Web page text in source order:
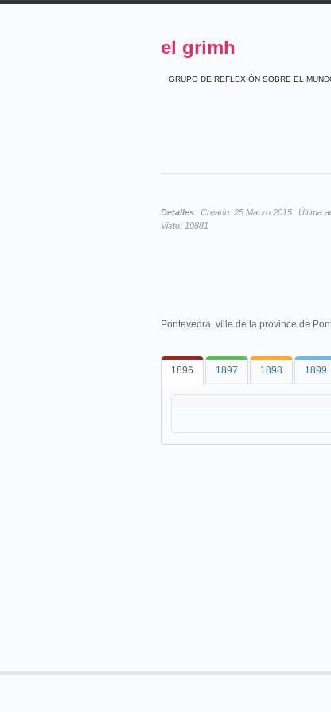
el grimh
GRUPO DE REFLEXIÓN SOBRE EL
Detalles Creado: 25 Marzo 2015 Última
Visto: 19881
Pontevedra, ville de la province de
1896 1897 1898 1899